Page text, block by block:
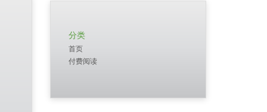
分类
首页
付费阅读